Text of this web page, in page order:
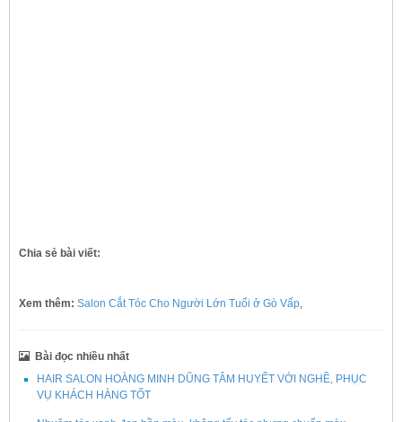
Chia sẻ bài viết:
Xem thêm: Salon Cắt Tóc Cho Người Lớn Tuổi ở Gò Vấp,
Bài đọc nhiều nhất
HAIR SALON HOÀNG MINH DŨNG TÂM HUYẾT VỚI NGHỀ, PHỤC
VỤ KHÁCH HÀNG TỐT